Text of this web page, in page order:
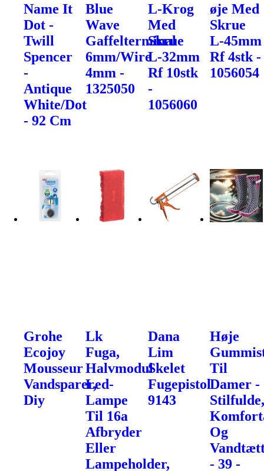
Name It
Dot -
Twill
Spencer
-
Antique
White/Dot
- 92 Cm
Blue
Wave
Gaffelterminal
6mm/Wire
4mm -
1325050
L-Krog
Med
Skrue
L-32mm
Rf 10stk
-
1056060
øje Med
Skrue
L-45mm
Rf 4stk -
1056054
Grohe
Ecojoy
Mousseur
Vandsparer,
Diy
Lk
Fuga,
Halvmodul
Led-
Lampe
Til 16a
Afbryder
Eller
Lampeholder,
Dana
Lim
Skelet
Fugepistol
9143
Høje
Til
Damer -
Og
- 39 -